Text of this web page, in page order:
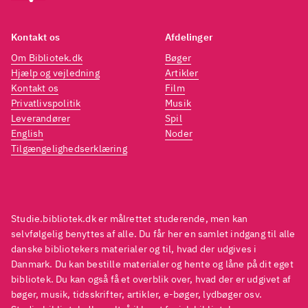
Studie.bibliotek.dk er målrettet studerende, men kan
selvfølgelig benyttes af alle. Du får her en samlet indgang til alle
danske bibliotekers materialer og til, hvad der udgives i
Danmark. Du kan bestille materialer og hente og låne på dit eget
bibliotek. Du kan også få et overblik over, hvad der er udgivet af
bøger, musik, tidsskrifter, artikler, e-bøger, lydbøger osv.
Kontakt os
Om Bibliotek.dk
Hjælp og vejledning
Kontakt os
Privatlivspolitik
Leverandører
English
Tilgængelighedserklæring
Afdelinger
Bøger
Artikler
Film
Musik
Spil
Noder